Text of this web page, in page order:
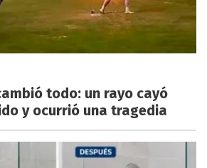
todo: un rayo cayó
y ocurrió una tragedia